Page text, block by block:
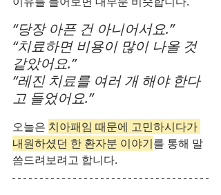
“당장 아픈 건 아니어서요.”
“치료하면 비용이 많이 나올 것
같았어요.”
“레진 치료를 여러 개 해야 한다
고 들었어요.”
오늘은 치아패임 때문에 고민하시다가
내원하셨던 한 환자분 이야기를 통해 말
씀드려보려고 합니다.